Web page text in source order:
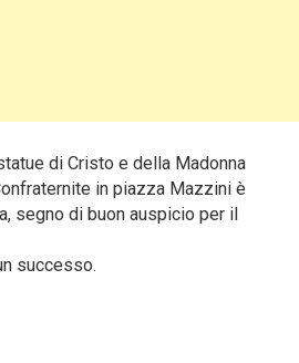
di Cristo e della Madonna
in piazza Mazzini è
segno di buon auspicio per il
successo.